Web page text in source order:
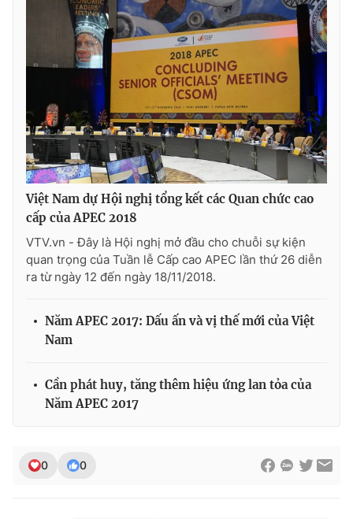
Việt Nam dự Hội nghị tổng kết các Quan chức cao
cấp của APEC 2018
VTV.vn - Đây là Hội nghị mở đầu cho chuỗi sự kiện
quan trọng của Tuần lễ Cấp cao APEC lần thứ 26 diễn
ra từ ngày 12 đến ngày 18/11/2018.
Năm APEC 2017: Dấu ấn và vị thế mới của Việt
Nam
Cần phát huy, tăng thêm hiệu ứng lan tỏa của
Năm APEC 2017
0 0